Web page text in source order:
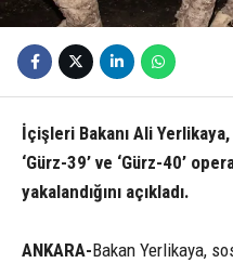
İçişleri Bakanı Ali
‘Gürz-39’ ve ‘Gürz-40’
yakalandığını açıkladı.
ANKARA-Bakan Yerlikaya,